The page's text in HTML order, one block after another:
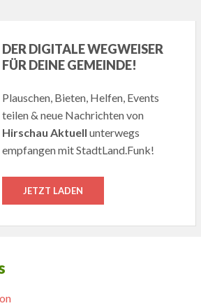
DER DIGITALE WEGWEISER
FÜR DEINE GEMEINDE!
Plauschen, Bieten, Helfen, Events
teilen & neue Nachrichten von
Hirschau Aktuell unterwegs
empfangen mit StadtLand.Funk!
JETZT LADEN